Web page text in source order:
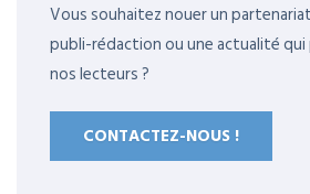
Vous souhaitez nouer un
publi-rédaction ou une actualité
nos lecteurs ?
CONTACTEZ-NOUS !